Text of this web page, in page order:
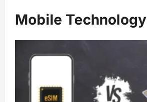
Mobile Technology